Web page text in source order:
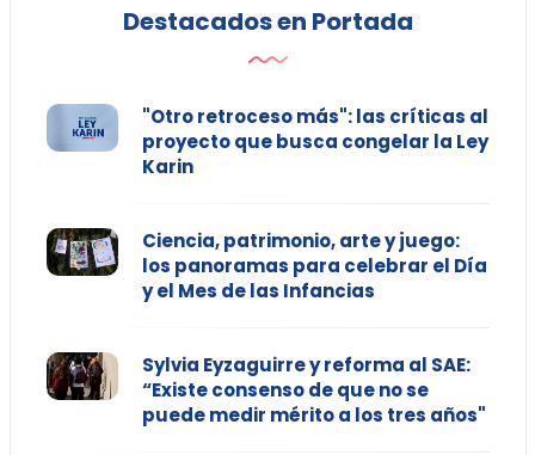
Destacados en Portada
"Otro retroceso más": las críticas al
proyecto que busca congelar la Ley
Karin
Ciencia, patrimonio, arte y juego:
los panoramas para celebrar el Día
y el Mes de las Infancias
Sylvia Eyzaguirre y reforma al SAE:
“Existe consenso de que no se
puede medir mérito a los tres años"